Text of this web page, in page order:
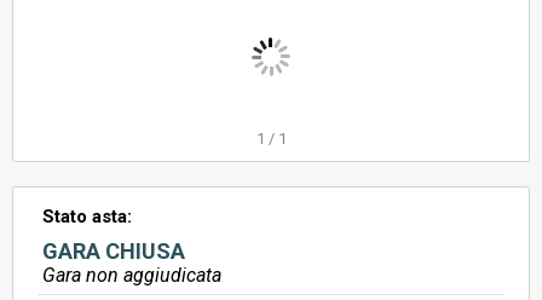
1 / 1
Stato asta:
GARA CHIUSA
Gara non aggiudicata